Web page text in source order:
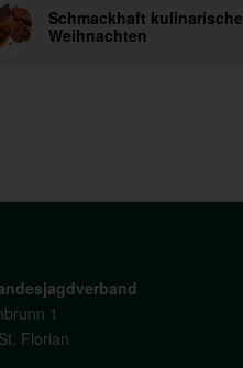
Schmackhaft kulinarische
Weihnachten
1
Florian